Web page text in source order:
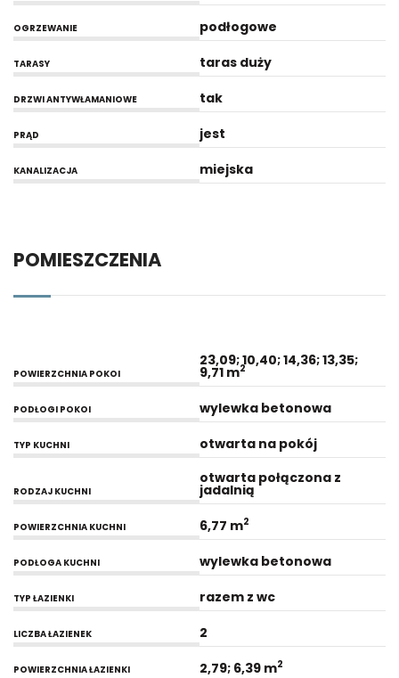
OGRZEWANIE podłogowe
TARASY taras duży
DRZWI ANTYWŁAMANIOWE tak
PRĄD jest
KANALIZACJA miejska
POMIESZCZENIA
POWIERZCHNIA POKOI
23,09; 10,40; 14,36; 13,35;
9,71 m2
PODŁOGI POKOI wylewka betonowa
TYP KUCHNI otwarta na pokój
RODZAJ KUCHNI
otwarta połączona z
jadalnią
POWIERZCHNIA KUCHNI 6,77 m2
PODŁOGA KUCHNI wylewka betonowa
TYP ŁAZIENKI razem z wc
LICZBA ŁAZIENEK 2
POWIERZCHNIA ŁAZIENKI 2,79; 6,39 m2